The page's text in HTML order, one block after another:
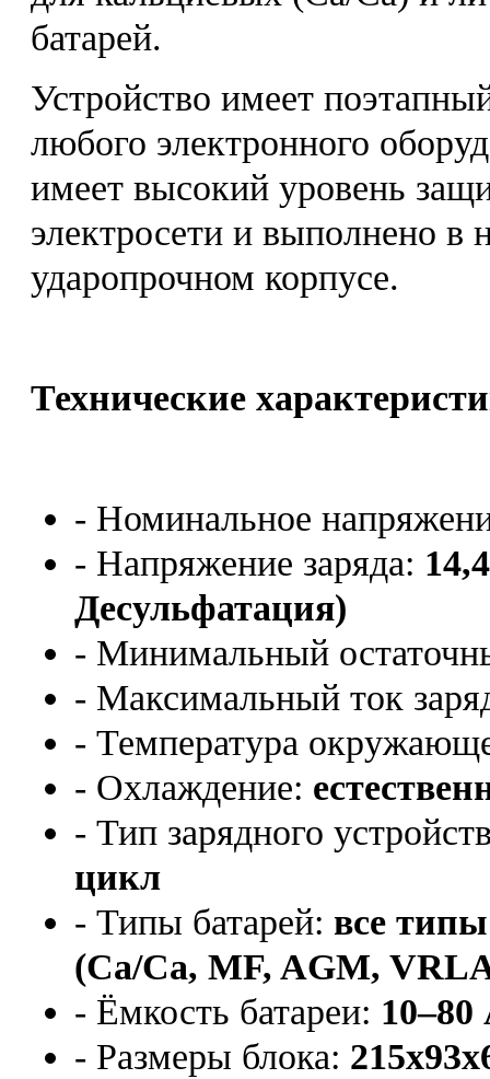
батарей.
Устройство имеет
любого электронного
имеет высокий уровень
электросети и выполнено
ударопрочном корпусе.
Технические
- Номинальное
- Напряжение заряда:
Десульфатация)
- Минимальный
- Максимальный ток
- Температура
- Охлаждение:
- Тип зарядного
цикл
- Типы батарей: все
(Сa/Ca, MF, AGM,
- Ёмкость батареи:
- Размеры блока: